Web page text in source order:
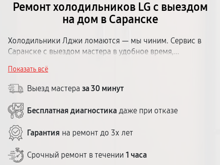
Ремонт холодильников LG с выездом
на дом в Саранске
Холодильники Лджи ломаются — мы чиним. Сервис в
Саранске с выездом мастера в удобное время,
скрытых платежей: цена согласовывается заранее.
Показать всё
Выезд мастера за 30 минут
Бесплатная диагностика даже при отказе
Гарантия на ремонт до 3х лет
Срочный ремонт в течении 1 часа